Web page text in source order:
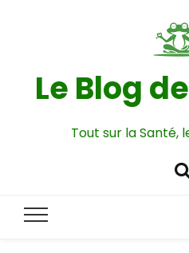
Le Blog
Tout sur la Santé,